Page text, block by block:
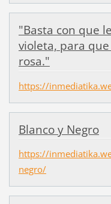
"Basta con que
violeta, para
rosa."
https://
Blanco y Negro
https://
negro/